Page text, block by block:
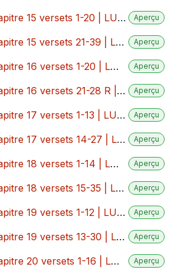
Matthieu chapitre 15 versets 1-20 | LUMO Aperçu
Matthieu chapitre 15 versets 21-39 | LUMO Aperçu
Matthieu chapitre 16 versets 1-20 | LUMO Aperçu
Matthieu chapitre 16 versets 21-28 R | LUMO Aperçu
Matthieu chapitre 17 versets 1-13 | LUMO Aperçu
Matthieu chapitre 17 versets 14-27 | LUMO Aperçu
Matthieu chapitre 18 versets 1-14 | LUMO Aperçu
Matthieu chapitre 18 versets 15-35 | LUMO Aperçu
Matthieu chapitre 19 versets 1-12 | LUMO Aperçu
Matthieu chapitre 19 versets 13-30 | LUMO Aperçu
Matthieu chapitre 20 versets 1-16 | LUMO Aperçu